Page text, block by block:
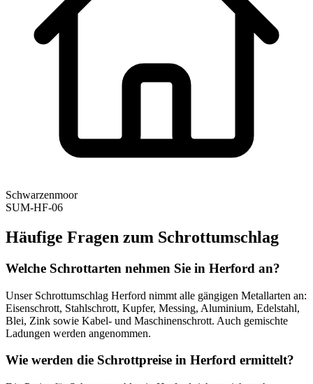
Schwarzenmoor
SUM-HF-06
Häufige Fragen zum Schrottumschlag
Welche Schrottarten nehmen Sie in Herford an?
Unser Schrottumschlag Herford nimmt alle gängigen Metallarten an:
Eisenschrott, Stahlschrott, Kupfer, Messing, Aluminium, Edelstahl,
Blei, Zink sowie Kabel- und Maschinenschrott. Auch gemischte
Ladungen werden angenommen.
Wie werden die Schrottpreise in Herford ermittelt?